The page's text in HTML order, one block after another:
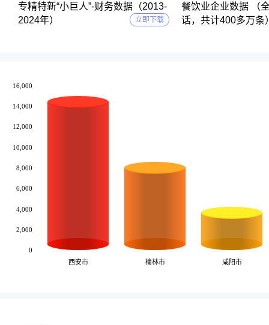
专精特新“小巨人”-财务数据（2013-
2024年）
立即下载
餐饮业企业数据 （
话，共计400多万条
西安市 榆林市 咸阳市
0
2,000
4,000
6,000
8,000
10,000
12,000
14,000
16,000